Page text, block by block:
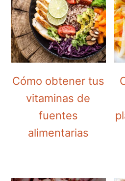
Cómo obtener tus
vitaminas de
fuentes
alimentarias